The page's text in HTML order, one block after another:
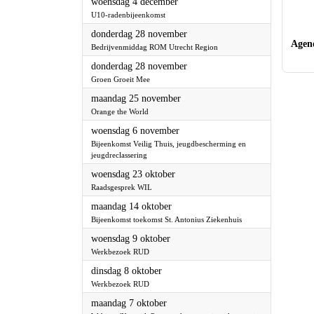
donderdag 28 november
Bedrijvenmiddag ROM Utrecht Region
donderdag 28 november2024
Groen Groeit Mee
maandag 25 november
Orange the World
woensdag 6 november
Bijeenkomst Veilig Thuis,
jeugdbescherming en jeugdreclassering
woensdag 23 oktober
Raadsgesprek WIL
maandag 14 oktober
Bijeenkomst toekomst St. Antonius
Ziekenhuis
woensdag 9 oktober 2024
Werkbezoek RUD
dinsdag 8 oktober 2024
Werkbezoek RUD
maandag 7 oktober 2024
Webinar 'Kansrijk Partnerschap voor